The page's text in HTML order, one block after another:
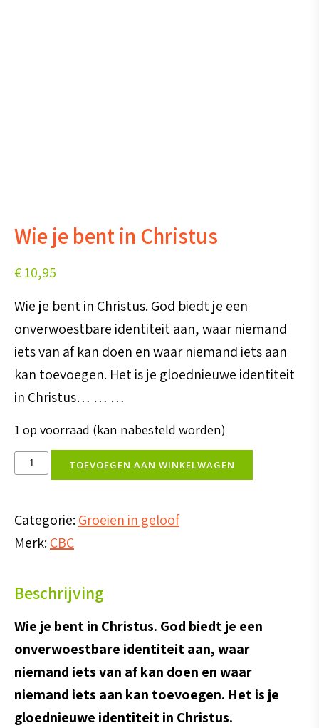
Wie je bent in Christus
€10,95
Wie je bent in Christus. God biedt je een
onverwoestbare identiteit aan, waar niemand
iets van af kan doen en waar niemand iets aan
kan toevoegen. Het is je gloednieuwe identiteit
in Christus… … …
1 op voorraad (kan nabesteld worden)
Wie
in
Christus
TOEVOEGEN AAN WINKELWAGEN
Categorie: Groeien in geloof
Merk: CBC
Beschrijving
Wie je bent in Christus. God biedt je een
onverwoestbare identiteit aan, waar
niemand iets van af kan doen en waar
niemand iets aan kan toevoegen. Het is je
gloednieuwe identiteit in Christus.